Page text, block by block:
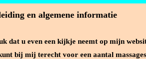
en algemene informatie
dat u even een kijkje neemt op mijn
bij mij terecht voor een aantal